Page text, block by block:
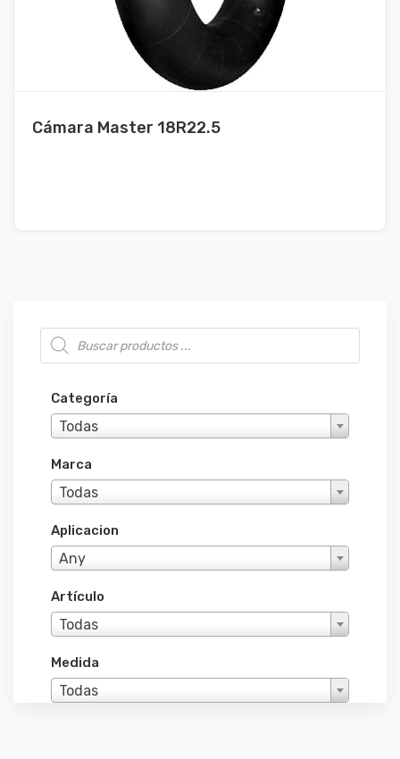
Búsqueda de productos
Categoría
Todas
Marca
Todas
Aplicacion
Any
Artículo
Todas
Medida
Todas
Cámara Master 18R22.5